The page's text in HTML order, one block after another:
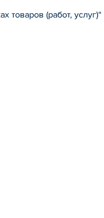
товаров (работ, услуг)“